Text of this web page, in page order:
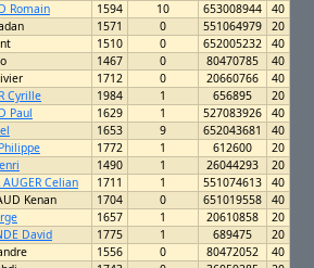
Romain 1594 10 653008944
40
1571 0 551064979
20
1510 0 652005232
40
1467 0 80470785
40
1712 0 20660766
40
Cyrille 1984 1 656895
20
Paul 1629 1 527083926
40
1653 9 652043681
40
1772 1 612600
20
1490 1 26044293
20
Celian 1711 1 551074613
40
Kenan 1704 0 651019558
40
1657 1 20610858
20
David 1775 1 689475
20
1556 0 80472052
40